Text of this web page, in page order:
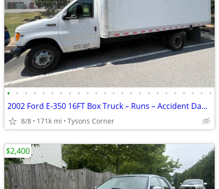
• • • • • • • • • • • • • • • • • • • • • • • •
2002 Ford E-350 16FT Box Truck – Runs – Accident Damaged – Clear Title
8/8 171k mi Tysons Corner
$2,400